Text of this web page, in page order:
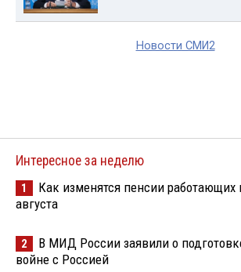
Новости СМИ2
Интересное за неделю
1
Как изменятся пенсии работающих
августа
2
В МИД России заявили о
войне с Россией